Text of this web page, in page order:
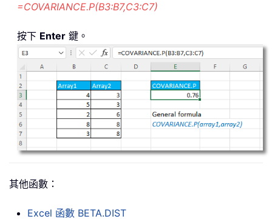
=COVARIANCE.P(B3:B7,C3:C7)
按下 Enter 鍵。
其他函數：
Excel 函數 BETA.DIST